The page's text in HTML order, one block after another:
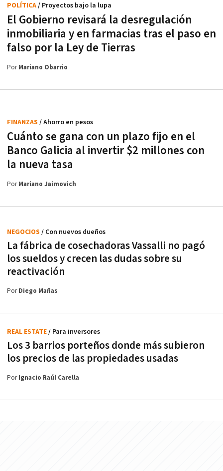
El Gobierno revisará la desregulación
inmobiliaria y en farmacias tras el paso en
falso por la Ley de Tierras
POLÍTICA/ Proyectos bajo la lupa
PorMariano Obarrio
Cuánto se gana con un plazo fijo en el
Banco Galicia al invertir $2 millones con
la nueva tasa
FINANZAS / Ahorro en pesos
PorMariano Jaimovich
La fábrica de cosechadoras Vassalli no pagó
los sueldos y crecen las dudas sobre su
reactivación
NEGOCIOS / Con nuevos dueños
PorDiego Mañas
Los 3 barrios porteños donde más subieron
los precios de las propiedades usadas
REAL ESTATE/ Para inversores
PorIgnacio Raúl Carella